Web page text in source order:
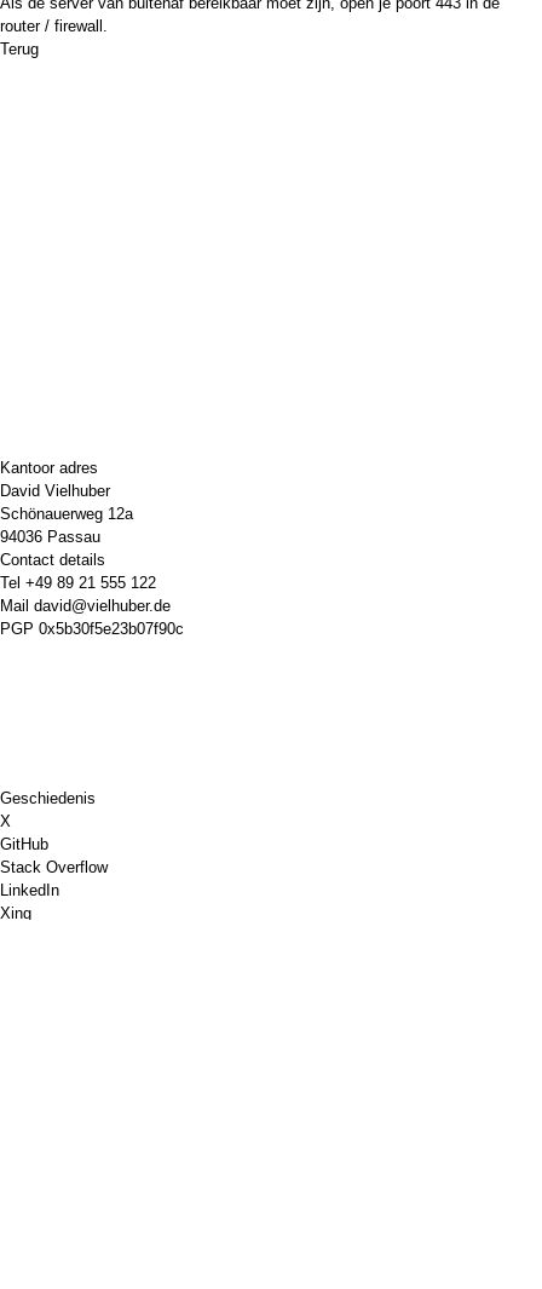
router / firewall.
Terug
Kantoor adres
David Vielhuber
Schönauerweg 12a
94036 Passau
Contact details
Tel +49 89 21 555 122
Mail david@vielhuber.de
PGP 0x5b30f5e23b07f90c
Geschiedenis
X
GitHub
Stack Overflow
LinkedIn
Xing